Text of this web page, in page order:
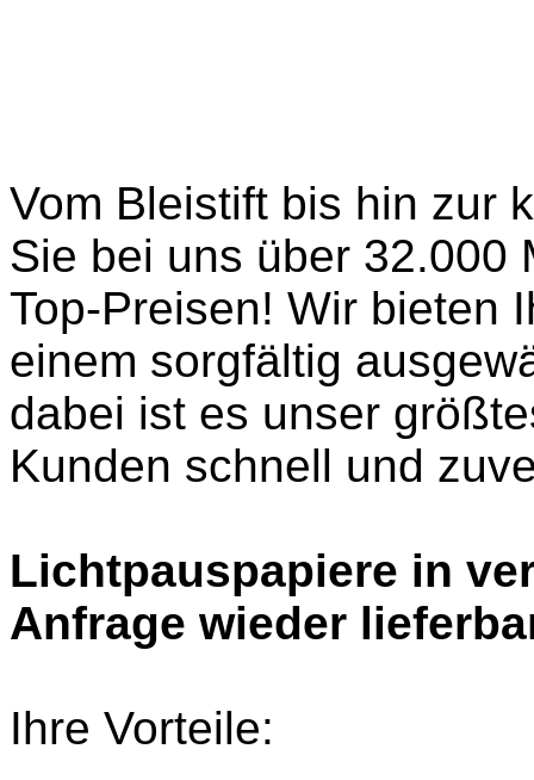
Vom Bleistift bis hin zur
Sie bei uns über 32.000
Top-Preisen! Wir bieten
einem sorgfältig
dabei ist es unser
Kunden schnell und
Lichtpauspapiere in
Anfrage wieder
Ihre Vorteile: